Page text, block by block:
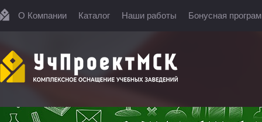
О Компании Каталог Наши работы Бонусная